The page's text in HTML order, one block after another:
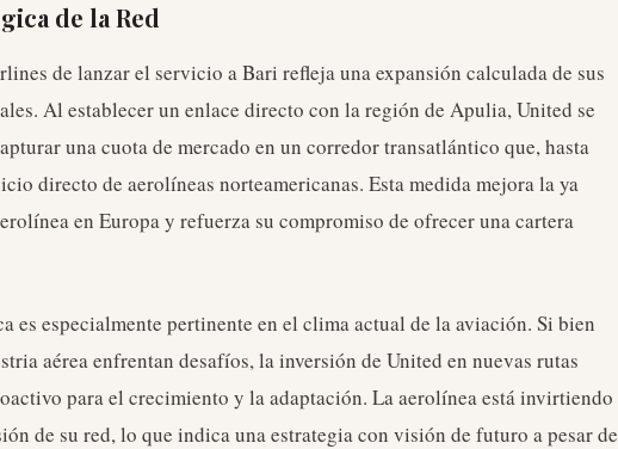
de la Red
de lanzar el servicio a Bari refleja una expansión calculada de sus
Al establecer un enlace directo con la región de Apulia, United se
una cuota de mercado en un corredor transatlántico que, hasta
directo de aerolíneas norteamericanas. Esta medida mejora la ya
en Europa y refuerza su compromiso de ofrecer una cartera
es especialmente pertinente en el clima actual de la aviación. Si bien
aérea enfrentan desafíos, la inversión de United en nuevas rutas
para el crecimiento y la adaptación. La aerolínea está invirtiendo
de su red, lo que indica una estrategia con visión de futuro a pesar de